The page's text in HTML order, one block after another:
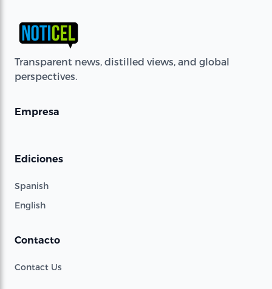
Transparent news, distilled views, and global
perspectives.
Empresa
Ediciones
Spanish
English
Contacto
Contact Us